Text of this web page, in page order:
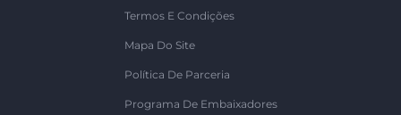
Termos E Condições
Mapa Do Site
Política De Parceria
Programa De Embaixadores